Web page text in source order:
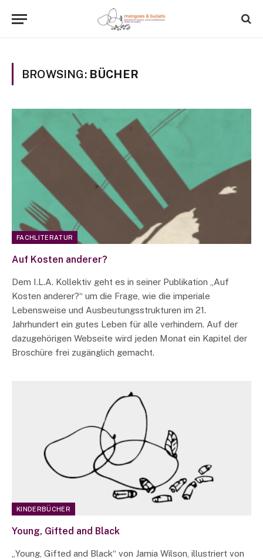
BROWSING: BÜCHER
FACHLITERATUR
Auf Kosten anderer?
Dem I.L.A. Kollektiv geht es in seiner Publikation „Auf
Kosten anderer?“ um die Frage, wie die imperiale
Lebensweise und Ausbeutungsstrukturen im 21.
Jahrhundert ein gutes Leben für alle verhindern. Auf der
dazugehörigen Webseite wird jeden Monat ein Kapitel der
Broschüre frei zugänglich gemacht.
KINDERBÜCHER
Young, Gifted and Black
„Young, Gifted and Black“ von Jamia Wilson, illustriert von